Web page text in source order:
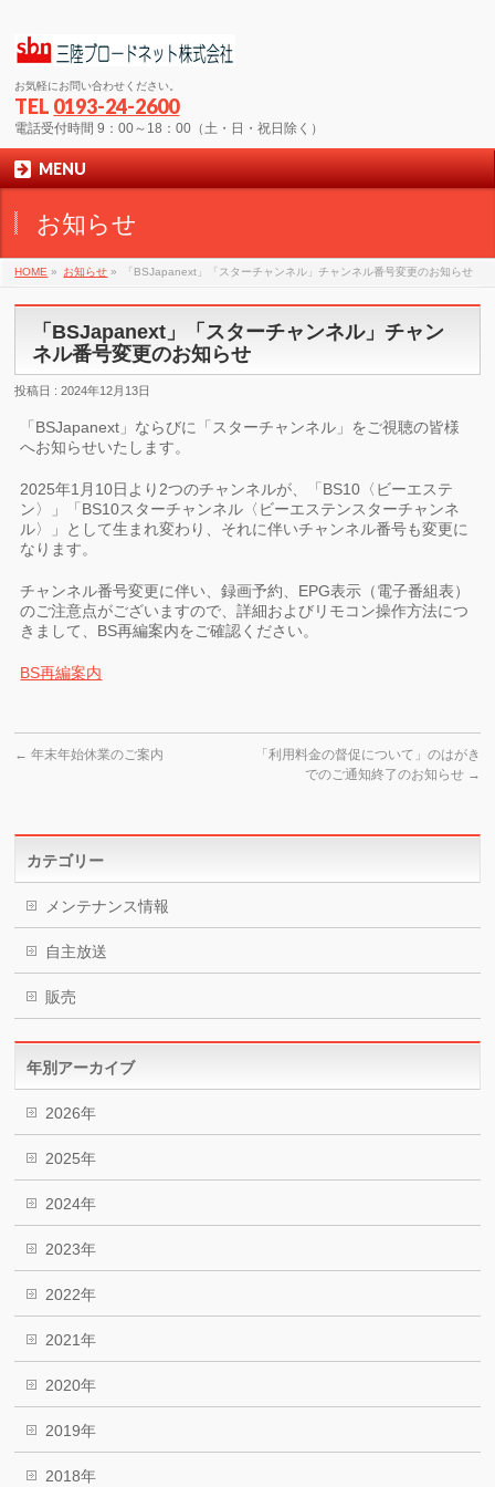
お気軽にお問い合わせください。
TEL 0193-24-2600
電話受付時間 9：00～18：00（土・日・祝日除く）
MENU
お知らせ
HOME » お知らせ » 「BSJapanext」「スターチャンネル」チャンネル番号変更のお知らせ
「BSJapanext」「スターチャンネル」チャン
ネル番号変更のお知らせ
投稿日 : 2024年12月13日
「BSJapanext」ならびに「スターチャンネル」をご視聴の皆様
へお知らせいたします。
2025年1月10日より2つのチャンネルが、「BS10〈ビーエステ
ン〉」「BS10スターチャンネル〈ビーエステンスターチャンネ
ル〉」として生まれ変わり、それに伴いチャンネル番号も変更に
なります。
チャンネル番号変更に伴い、録画予約、EPG表示（電子番組表）
のご注意点がございますので、詳細およびリモコン操作方法につ
きまして、BS再編案内をご確認ください。
BS再編案内
← 年末年始休業のご案内
「利用料金の督促について」のはがき
でのご通知終了のお知らせ →
カテゴリー
メンテナンス情報
自主放送
販売
年別アーカイブ
2026年
2025年
2024年
2023年
2022年
2021年
2020年
2019年
2018年